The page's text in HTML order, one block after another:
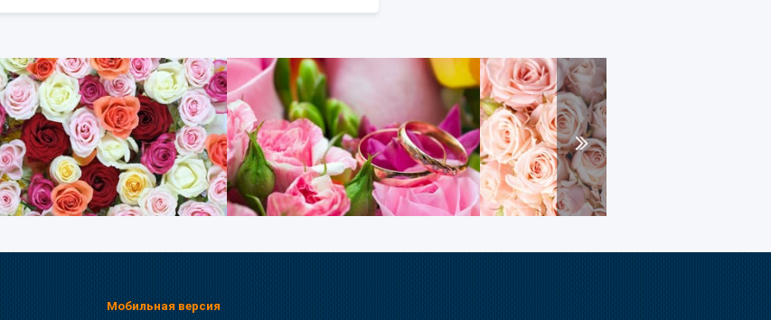
Мобильная версия